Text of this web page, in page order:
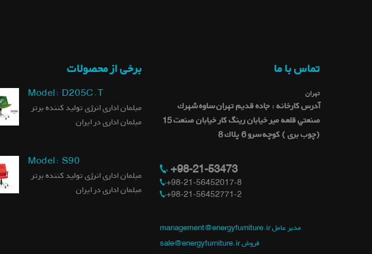
برخی از محصولات
Model: D205C.T
مبلمان اداری انرژی تولید کننده برتر
مبلمان اداری در ایران
Model: S90
مبلمان اداری انرژی تولید کننده برتر
مبلمان اداری در ایران
تماس با ما
تهران
آدرس کارخانه : جاده قديم تهران ساوه شهرك
صنعتي قلعه میر خيابان رينگ كار خيابان صنعت 15
(چوب بری ) کوچه سرو 6 پلاك 8
+98-21-53473
+98-21-56452017-8
+98-21-56452771-2
management@energyfurniture.ir مدیر عامل
sale@energyfurniture.ir فروش